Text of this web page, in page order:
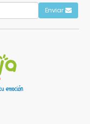
Enviar